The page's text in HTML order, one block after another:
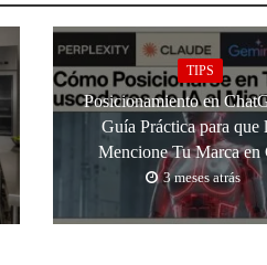
TIPS
Posicionamiento en
Guía Práctica para que
Mencione Tu Marca en
3 meses atrás